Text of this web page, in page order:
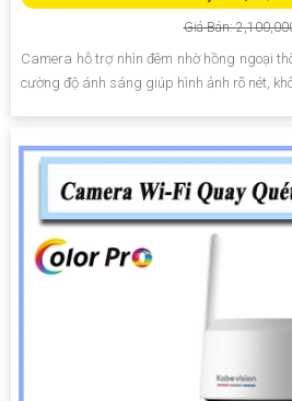
Giá Bán:
Camera hỗ trợ nhìn đêm nhờ hồng ngoại
cường độ ánh sáng giúp hình ảnh rõ nét,